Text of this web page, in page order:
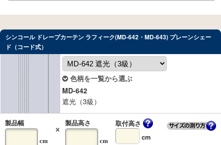
シンコール ドレープカーテン ラフィーク(MD-642・MD-643) プレーンシェー
ド（コード式）
色柄を一覧から選ぶ
MD-642
遮光（3級）
製品幅
cm
× 製品高さ
cm
取付高さ
cm